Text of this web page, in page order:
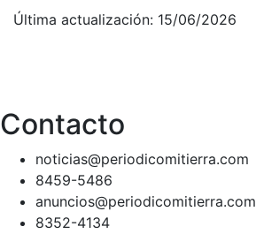
Última actualización: 15/06/2026
Contacto
noticias@periodicomitierra.com
8459-5486
anuncios@periodicomitierra.com
8352-4134